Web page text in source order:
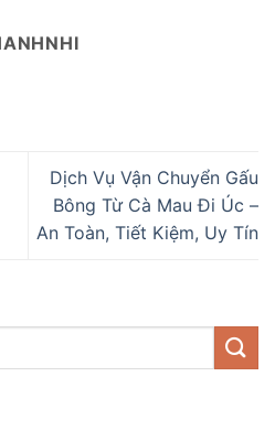
Dịch Vụ Vận Chuyển Gấu
Bông Từ Cà Mau Đi Úc –
An Toàn, Tiết Kiệm, Uy Tín